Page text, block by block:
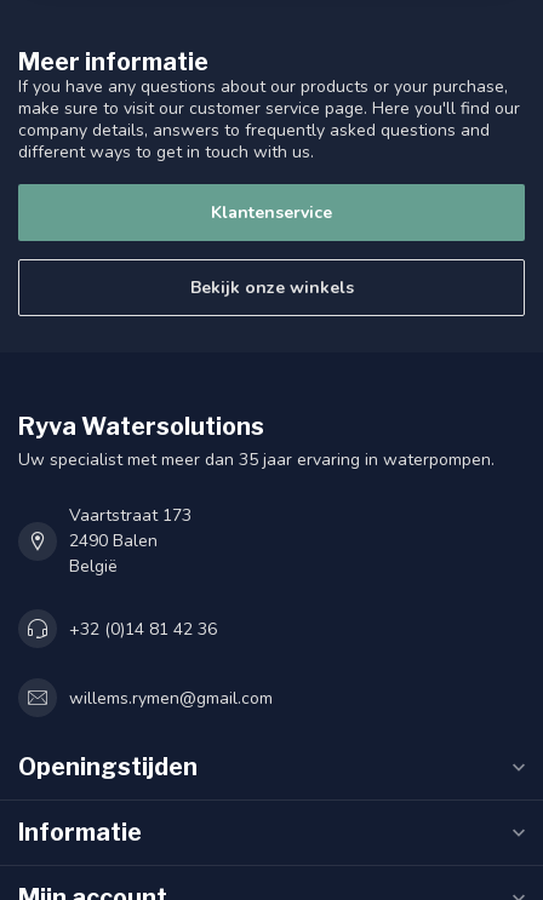
Meer informatie
If you have any questions about our products or your purchase,
make sure to visit our customer service page. Here you'll find our
company details, answers to frequently asked questions and
different ways to get in touch with us.
Klantenservice
Bekijk onze winkels
Ryva Watersolutions
Uw specialist met meer dan 35 jaar ervaring in waterpompen.
Vaartstraat 173
2490 Balen
België
+32 (0)14 81 42 36
willems.rymen@gmail.com
Openingstijden
Informatie